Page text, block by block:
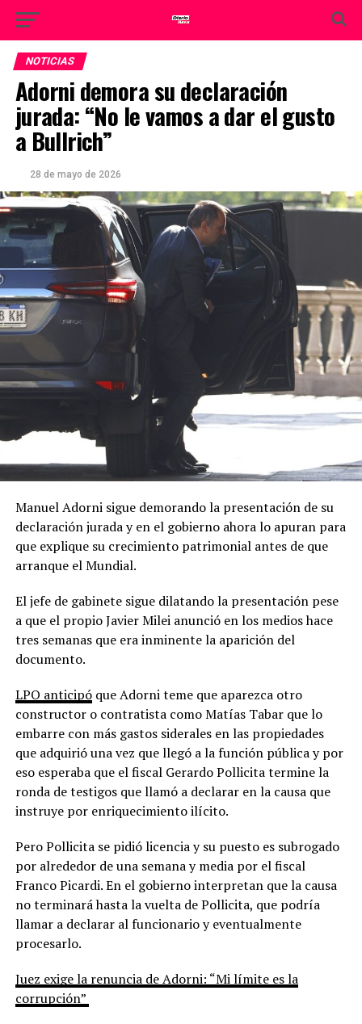
NOTICIAS
Adorni demora su declaración
jurada: “No le vamos a dar el gusto
a Bullrich”
28 de mayo de 2026
Manuel Adorni sigue demorando la presentación de su
declaración jurada y en el gobierno ahora lo apuran para
que explique su crecimiento patrimonial antes de que
arranque el Mundial.
El jefe de gabinete sigue dilatando la presentación pese
a que el propio Javier Milei anunció en los medios hace
tres semanas que era inminente la aparición del
documento.
LPO anticipóque Adorni teme que aparezca otro
constructor o contratista como Matías Tabar que lo
embarre con más gastos siderales en las propiedades
que adquirió una vez que llegó a la función pública y por
eso esperaba que el fiscal Gerardo Pollicita termine la
ronda de testigos que llamó a declarar en la causa que
instruye por enriquecimiento ilícito.
Pero Pollicita se pidió licencia y su puesto es subrogado
por alrededor de una semana y media por el fiscal
Franco Picardi. En el gobierno interpretan que la causa
no terminará hasta la vuelta de Pollicita, que podría
llamar a declarar al funcionario y eventualmente
procesarlo.
Juez exige la renuncia de Adorni: “Mi límite es la
corrupción”